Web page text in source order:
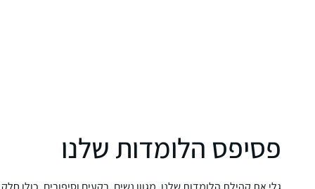
פסיפס הלומדות שלנו